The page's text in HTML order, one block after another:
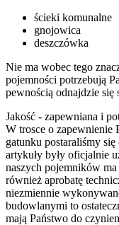
ścieki komunalne
gnojowica
deszczówka
Nie ma wobec tego
pojemności potrzebują
pewnością odnajdzie się
Jakość - zapewniana i
W trosce o zapewnienie
gatunku postaraliśmy
artykuły były oficjalnie
naszych pojemników
również aprobatę
niezmiennie
budowlanymi to
mają Państwo do